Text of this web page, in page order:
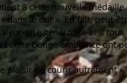
à cette nouvelle
dans le dur ». En fait, peut-
générosité et à
cette bonne ambiance ont
plaisir de courir autrement